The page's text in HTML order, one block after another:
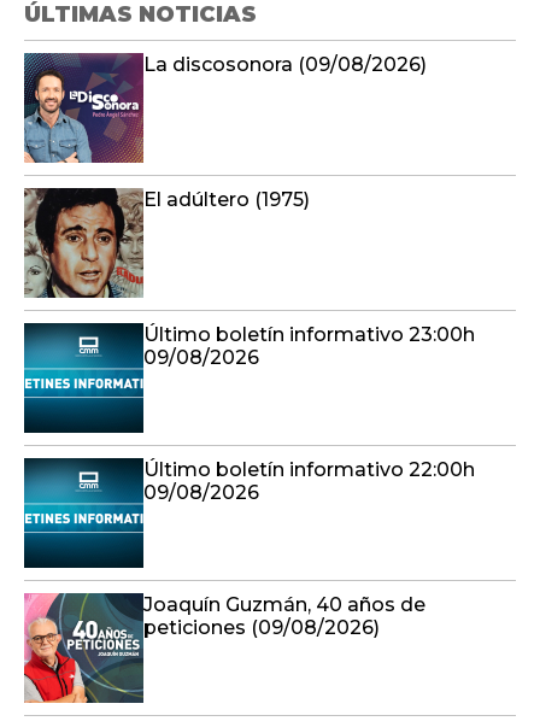
ÚLTIMAS NOTICIAS
La discosonora (09/08/2026)
El adúltero (1975)
Último boletín informativo 23:00h
09/08/2026
Último boletín informativo 22:00h
09/08/2026
Joaquín Guzmán, 40 años de
peticiones (09/08/2026)